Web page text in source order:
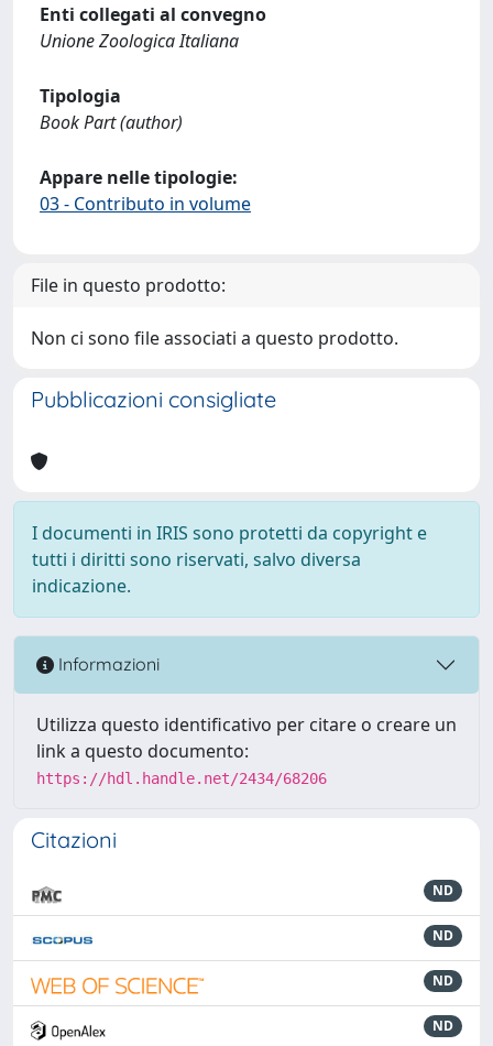
Enti collegati al convegno
Unione Zoologica Italiana
Tipologia
Book Part (author)
Appare nelle tipologie:
03 - Contributo in volume
File in questo prodotto:
Non ci sono file associati a questo prodotto.
Pubblicazioni consigliate
I documenti in IRIS sono protetti da copyright e
tutti i diritti sono riservati, salvo diversa
indicazione.
Informazioni
Utilizza questo identificativo per citare o creare un
link a questo documento:
https://hdl.handle.net/2434/68206
Citazioni
ND
ND
ND
ND